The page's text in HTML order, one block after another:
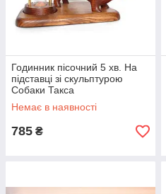
Годинник пісочний 5 хв. На
підставці зі скульптурою
Собаки Такса
Немає в наявності
785 ₴